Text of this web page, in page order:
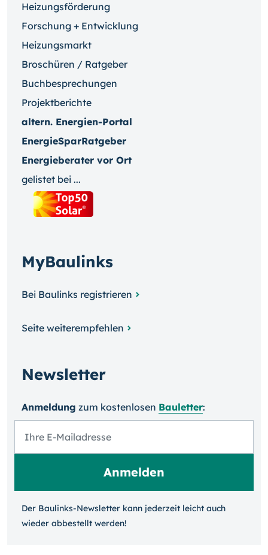
Heizungsförderung
Forschung + Entwicklung
Heizungsmarkt
Broschüren / Ratgeber
Buchbesprechungen
Projektberichte
altern. Energien-Portal
EnergieSparRatgeber
Energieberater vor Ort
gelistet bei ...
MyBaulinks
Bei Baulinks registrieren
Seite weiterempfehlen
Newsletter
Anmeldung zum kosten­losen Bauletter:
Der Baulinks-Newsletter kann jeder­zeit leicht auch
wieder ab­bestellt werden!